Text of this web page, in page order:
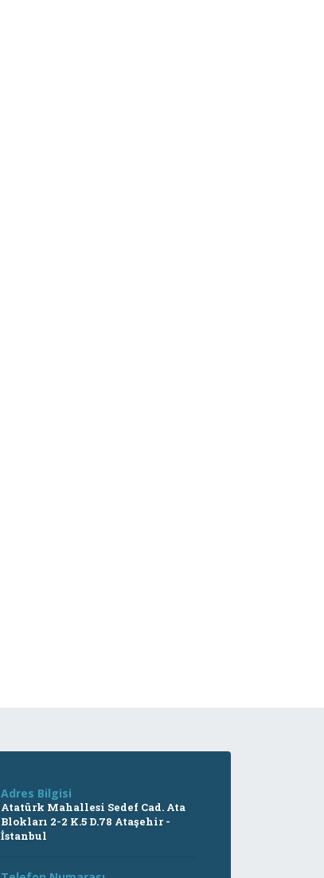
Adres Bilgisi
Atatürk Mahallesi Sedef Cad. Ata
Blokları 2-2 K.5 D.78 Ataşehir -
İstanbul